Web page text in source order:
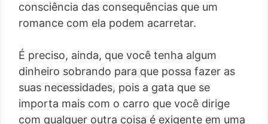
consciência das consequências que um
romance com ela podem acarretar.
É preciso, ainda, que você tenha algum
dinheiro sobrando para que possa fazer as
suas necessidades, pois a gata que se
importa mais com o carro que você dirige
com qualquer outra coisa é exigente em uma